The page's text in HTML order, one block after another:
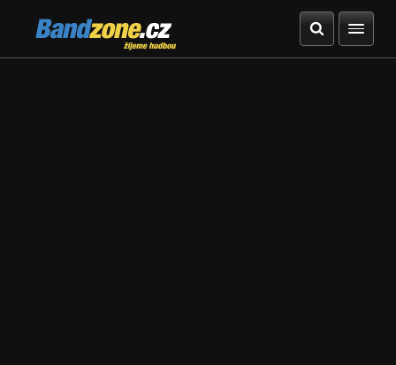
Bandzone.cz
žijeme hudbou